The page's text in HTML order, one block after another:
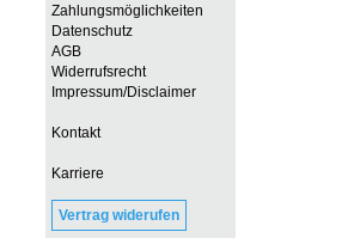
Zahlungsmöglichkeiten
Datenschutz
AGB
Widerrufsrecht
Impressum/Disclaimer
Kontakt
Karriere
Vertrag widerufen